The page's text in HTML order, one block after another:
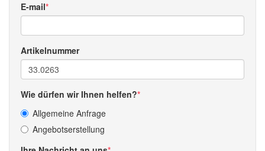
E-mail
Artikelnummer
Wie dürfen wir Ihnen helfen?
Allgemeine Anfrage
Angebotserstellung